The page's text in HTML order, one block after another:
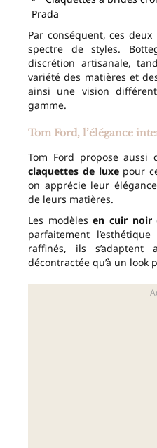
Prada
Par conséquent, ces
spectre de styles.
discrétion artisanale,
variété des matières et
ainsi une vision
gamme.
Tom Ford, l’élégance
Tom Ford propose aussi
claquettes de luxepour
on apprécie leur
de leurs matières.
Les modèlesen cuir noir
parfaitement
raffinés, ils
décontractée qu’à un look